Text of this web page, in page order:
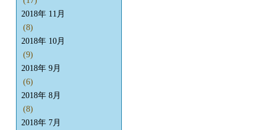
2018年 11月
(8)
2018年 10月
(9)
2018年 9月
(6)
2018年 8月
(8)
2018年 7月